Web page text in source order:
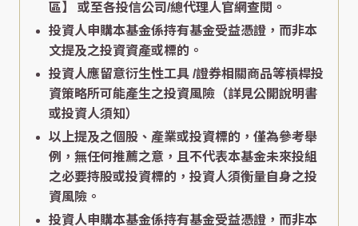
區】
或至各投信公司/總代理人官網查閱。
投資人申購本基金係持有基金受益憑證，而非本
文提及之投資資產或標的。
投資人應留意衍生性工具 /證券相關商品等槓桿投
資策略所可能產生之投資風險（詳見公開說明書
或投資人須知）
以上提及之個股、產業或投資標的，僅為參考舉
例，無任何推薦之意，且不代表本基金未來投組
之必要持股或投資標的，投資人須衡量自身之投
資風險。
投資人申購本基金係持有基金受益憑證，而非本